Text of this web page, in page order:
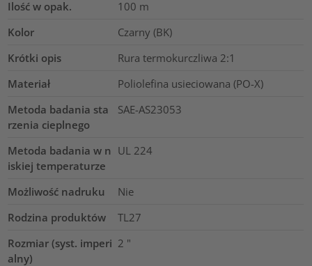
Ilość w opak.
100 m
Kolor
Czarny (BK)
Krótki opis
Rura termokurczliwa 2:1
Materiał
Poliolefina usieciowana (PO-X)
Metoda badania sta
rzenia cieplnego
SAE-AS23053
Metoda badania w n
iskiej temperaturze
UL 224
Możliwość nadruku
Nie
Rodzina produktów
TL27
Rozmiar (syst. imperi
alny)
2 "